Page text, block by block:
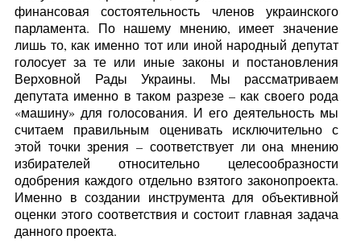
финансовая состоятельность членов украинского
парламента. По нашему мнению, имеет значение
лишь то, как именно тот или иной народный депутат
голосует за те или иные законы и постановления
Верховной Рады Украины. Мы рассматриваем
депутата именно в таком разрезе – как своего рода
«машину» для голосования. И его деятельность мы
считаем правильным оценивать исключительно с
этой точки зрения – соответствует ли она мнению
избирателей относительно целесообразности
одобрения каждого отдельно взятого законопроекта.
Именно в создании инструмента для объективной
оценки этого соответствия и состоит главная задача
данного проекта.